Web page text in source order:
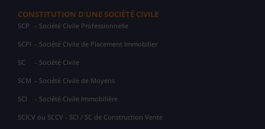
CONSTITUTION D'UNE SOCIÉTÉ CIVILE
SCP - Société Civile Professionnelle
SCPI - Société Civile de Placement Immobilier
SC - Société Civile
SCM - Société Civile de Moyens
SCI - Société Civile Immobilière
SCICV ou SCCV - SCI / SC de Construction Vente